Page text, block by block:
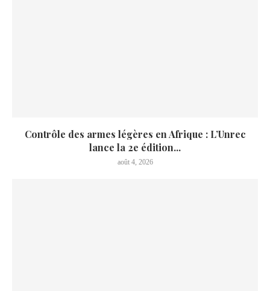
Contrôle des armes légères en Afrique : L’Unrec
lance la 2e édition...
août 4, 2026